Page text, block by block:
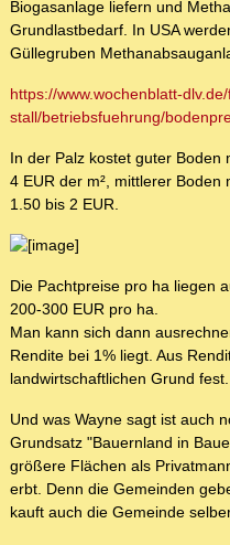
Biogasanlage liefern und
Grundlastbedarf. In USA
Güllegruben
https://www.wochenblatt-
stall/betriebsfuehrung/
In der Palz kostet guter Boden
4 EUR der m², mittlerer
1.50 bis 2 EUR.
Die Pachtpreise pro ha liegen
200-300 EUR pro ha.
Man kann sich dann
Rendite bei 1% liegt. Aus
landwirtschaftlichen Grund fest.
Und was Wayne sagt ist auch
Grundsatz "Bauernland in
größere Flächen als
erbt. Denn die Gemeinden
kauft auch die Gemeinde